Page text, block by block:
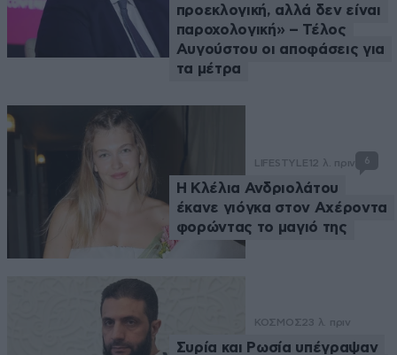
προεκλογική, αλλά δεν είναι
παροχολογική» – Τέλος
Αυγούστου οι αποφάσεις για
τα μέτρα
LIFESTYLE 12 λ. πριν 6
Η Κλέλια Ανδριολάτου
έκανε γιόγκα στον Αχέροντα
φορώντας το μαγιό της
ΚΟΣΜΟΣ23 λ. πριν
Συρία και Ρωσία υπέγραψαν